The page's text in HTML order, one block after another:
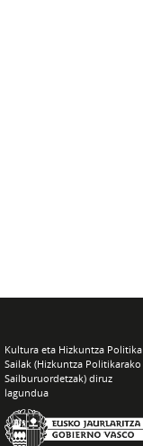
Kultura eta Hizkuntza Politika
Sailak (Hizkuntza Politikarako
Sailburuordetzak) diruz
lagundua